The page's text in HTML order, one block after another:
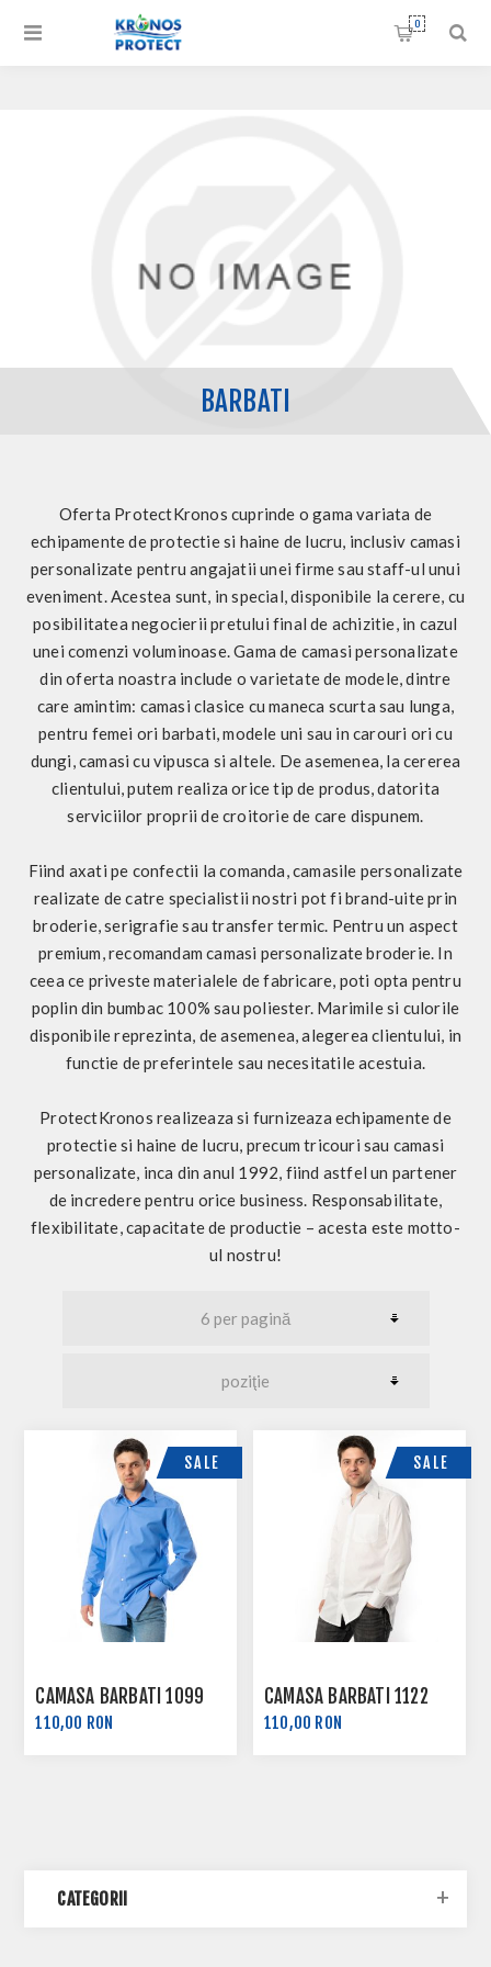
0
BARBATI
Oferta ProtectKronos cuprinde o gama variata de
echipamente de protectie si haine de lucru, inclusiv camasi
personalizate pentru angajatii unei firme sau staff-ul unui
eveniment. Acestea sunt, in special, disponibile la cerere, cu
posibilitatea negocierii pretului final de achizitie, in cazul
unei comenzi voluminoase. Gama de camasi personalizate
din oferta noastra include o varietate de modele, dintre
care amintim: camasi clasice cu maneca scurta sau lunga,
pentru femei ori barbati, modele uni sau in carouri ori cu
dungi, camasi cu vipusca si altele. De asemenea, la cererea
clientului, putem realiza orice tip de produs, datorita
serviciilor proprii de croitorie de care dispunem.
Fiind axati pe confectii la comanda, camasile personalizate
realizate de catre specialistii nostri pot fi brand-uite prin
broderie, serigrafie sau transfer termic. Pentru un aspect
premium, recomandam camasi personalizate broderie. In
ceea ce priveste materialele de fabricare, poti opta pentru
poplin din bumbac 100% sau poliester. Marimile si culorile
disponibile reprezinta, de asemenea, alegerea clientului, in
functie de preferintele sau necesitatile acestuia.
ProtectKronos realizeaza si furnizeaza echipamente de
protectie si haine de lucru, precum tricouri sau camasi
personalizate, inca din anul 1992, fiind astfel un partener
de incredere pentru orice business. Responsabilitate,
flexibilitate, capacitate de productie – acesta este motto-
ul nostru!
SALE
CAMASA BARBATI 1099
110,00 RON
SALE
CAMASA BARBATI 1122
110,00 RON
CATEGORII